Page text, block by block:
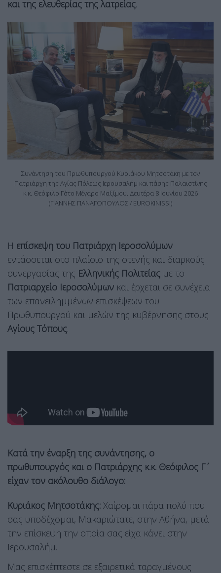
και της ελευθερίας της λατρείας.
Συνάντηση του Πρωθυπουργού Κυριάκου Μητσοτάκη με τον
Πατριάρχη της Αγίας Πόλεως Ιερουσαλήμ και πάσης Παλαιστίνης
κ.κ. Θεόφιλο Γ΄στο Μέγαρο Μαξίμου. Δευτέρα 8 Ιουνίου 2026
(ΓΙΑΝΝΗΣ ΠΑΝΑΓΟΠΟΥΛΟΣ / EUROKINISSI)
Η επίσκεψη του Πατριάρχη Ιεροσολύμων
εντάσσεται στο πλαίσιο της στενής και διαρκούς
συνεργασίας της Ελληνικής Πολιτείας με το
Πατριαρχείο Ιεροσολύμων και έρχεται σε συνέχεια
των επανειλημμένων επισκέψεων του
Πρωθυπουργού και μελών της κυβέρνησης στους
Αγίους Τόπους.
Κατά την έναρξη της συνάντησης, ο
πρωθυπουργός και ο Πατριάρχης κ.κ. Θεόφιλος Γ΄
είχαν τον ακόλουθο διάλογο:
Κυριάκος Μητσοτάκης: Χαίρομαι πάρα πολύ που
σας υποδέχομαι, Μακαριώτατε, στην Αθήνα, μετά
την επίσκεψη την οποία σας είχα κάνει στην
Ιερουσαλήμ.
Μας επισκέπτεστε σε εξαιρετικά ταραγμένους